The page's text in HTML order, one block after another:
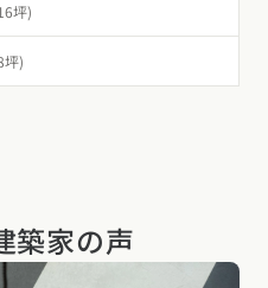
坪)
坪)
築家の声